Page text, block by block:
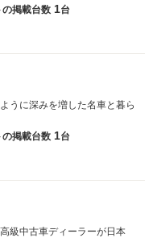
の掲載台数 1台
うに深みを増した名車と暮ら
の掲載台数 1台
級中古車ディーラーが日本